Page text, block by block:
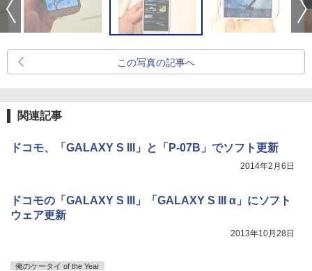
この写真の記事へ
関連記事
ドコモ、「GALAXY S III」と「P-07B」でソフト更新
2014年2月6日
ドコモの「GALAXY S III」「GALAXY S III α」にソフト
ウェア更新
2013年10月28日
俺のケータイ of the Year